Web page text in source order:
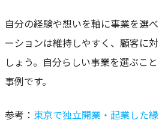
自分の経験や想いを軸に事業を選
ーションは維持しやすく、顧客に
しょう。自分らしい事業を選ぶこ
事例です。
参考： 東京で独立開業・起業した